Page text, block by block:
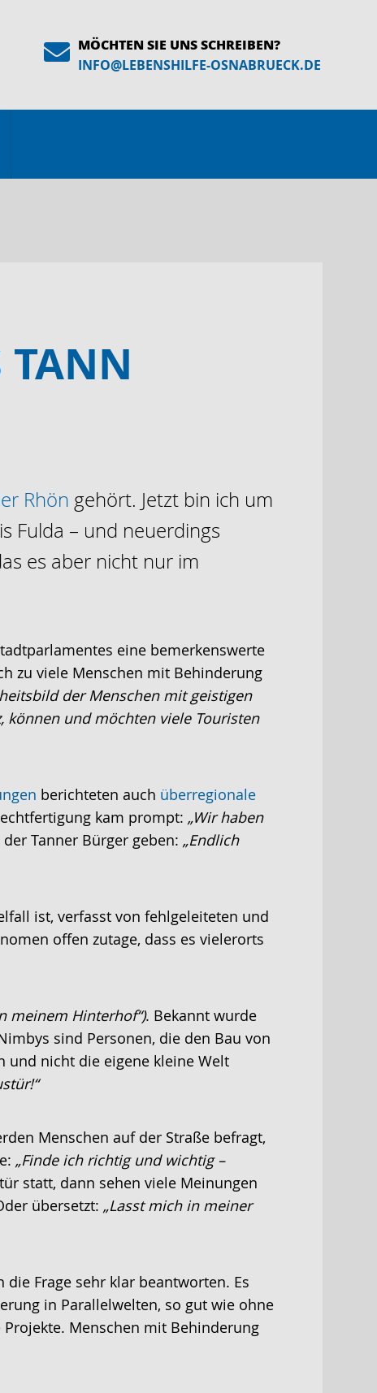
MÖCHTEN SIE UNS SCHREIBEN?
INFO@LEBENSHILFE-OSNABRUECK.DE
TANN
Rhön gehört. Jetzt bin ich um
Fulda – und neuerdings
es aber nicht nur im
eine bemerkenswerte
zu viele Menschen mit Behinderung
der Menschen mit geistigen
können und möchten viele Touristen
berichteten auch überregionale
kam prompt: „Wir haben
Tanner Bürger geben: „Endlich
ist, verfasst von fehlgeleiteten und
offen zutage, dass es vielerorts
meinem Hinterhof“). Bekannt wurde
sind Personen, die den Bau von
und nicht die eigene kleine Welt
Menschen auf der Straße befragt,
„Finde ich richtig und wichtig –
statt, dann sehen viele Meinungen
übersetzt: „Lasst mich in meiner
Frage sehr klar beantworten. Es
in Parallelwelten, so gut wie ohne
Menschen mit Behinderung